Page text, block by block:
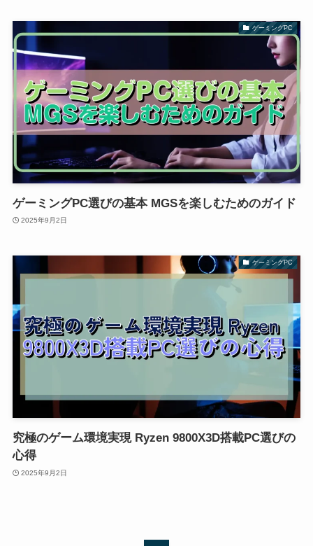
ゲーミングPC
ゲーミングPC選びの基本 MGSを楽しむためのガイド
2025年9月2日
ゲーミングPC
究極のゲーム環境実現 Ryzen 9800X3D搭載PC選びの
心得
2025年9月2日